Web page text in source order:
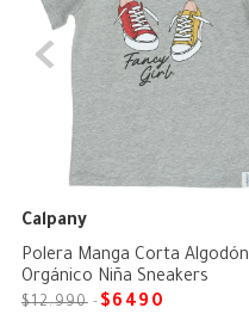
Calpany
Polera Manga Corta Algodón
Orgánico Niña Sneakers
$12.990 $6490